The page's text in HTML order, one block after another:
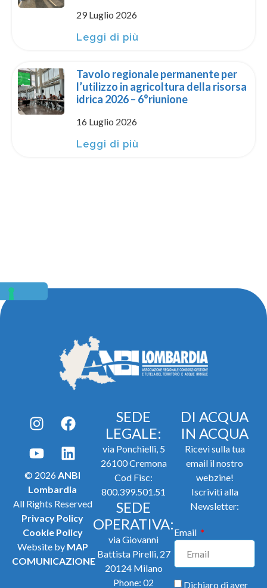
29 Luglio 2026
Leggi di più
Tavolo regionale permanente per
l’utilizzo in agricoltura della risorsa
idrica 2026 – 6°riunione
16 Luglio 2026
Leggi di più
© 2026ANBI
Lombardia
All Rights Reserved
Privacy Policy
Cookie Policy
Website by MAP
COMUNICAZIONE
SEDE
LEGALE:
via Ponchielli, 5
26100 Cremona
Cod Fisc:
800.399.501.51
SEDE
OPERATIVA:
via Giovanni
Battista Pirelli, 27
20124 Milano
Phone: 02
DI ACQUA
IN ACQUA
Ricevi sulla tua
email il nostro
webzine!
Iscriviti alla
Newsletter:
Email
Dichiaro di aver